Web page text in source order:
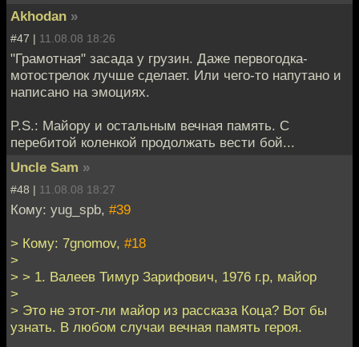
Akhodan »
#47 | 11.08.08 18:26
"Грамотная" засада у грузин. Даже первогодка-
мотострелок лучше сделает. Или чего-то напутано и
написано на эмоциях.
P.S.: Майору и остальным вечная память. С
перебитой коленкой продолжать вести бой...
Uncle Sam »
#48 | 11.08.08 18:27
Кому: yug_spb, #39
> Кому: 7gnomov, #18
>
> > 1. Валеев Тимур Зарифович, 1976 г.р, майор
>
> Это не этот-ли майор из рассказа Коца? Вот бы
узнать. В любом случаи вечная память героя.